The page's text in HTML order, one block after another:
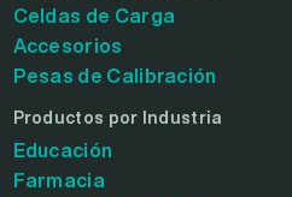
Celdas de Carga
Accesorios
Pesas de Calibración
Productos por Industria
Educación
Farmacia